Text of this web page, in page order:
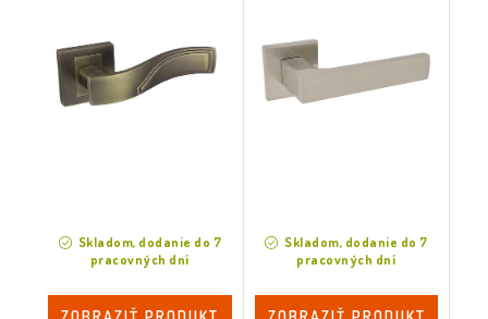
Skladom, dodanie do 7
pracovných dní
Skladom, dodanie do 7
pracovných dní